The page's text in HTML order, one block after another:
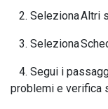
2. Seleziona Altri
3. Seleziona
4. Segui i
problemi e verifica